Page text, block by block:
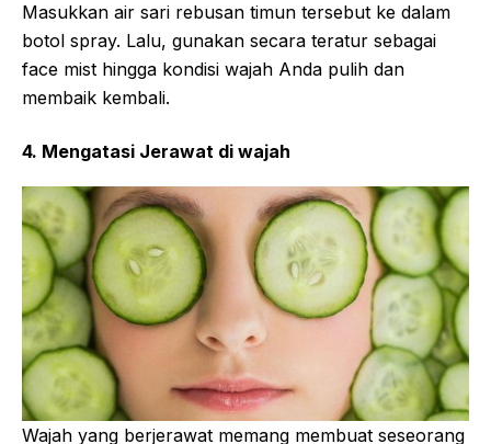
Masukkan air sari rebusan timun tersebut ke dalam
botol spray. Lalu, gunakan secara teratur sebagai
face mist hingga kondisi wajah Anda pulih dan
membaik kembali.
4. Mengatasi Jerawat di wajah
Wajah yang berjerawat memang membuat seseorang